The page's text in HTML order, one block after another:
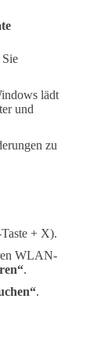
lädt
und
zu
+ X).
WLAN-
.
.